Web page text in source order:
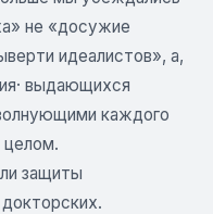
не «досужие
идеалистов», а,
выдающихся
каждого
целом.
защиты